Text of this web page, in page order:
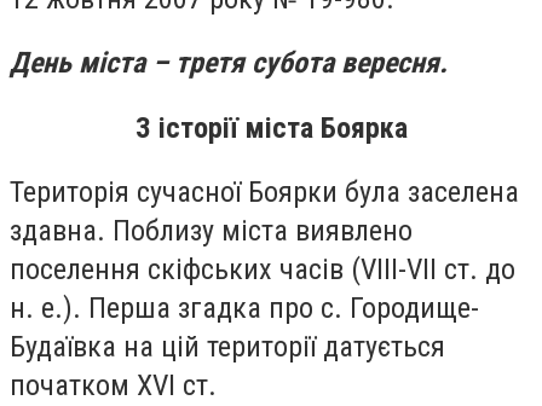
День міста – третя субота вересня.
З історії міста Боярка
Територія сучасної Боярки була заселена
здавна. Поблизу міста виявлено
поселення скіфських часів (VIII-VII ст. до
н. е.). Перша згадка про с. Городище-
Будаївка на цій території датується
початком XVI ст.